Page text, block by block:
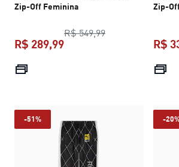
Zip-Off Feminina
R$ 549,99preço original R$
R$ 289,99
preço atual R$ 289,99
Zip-
R$
-51% -